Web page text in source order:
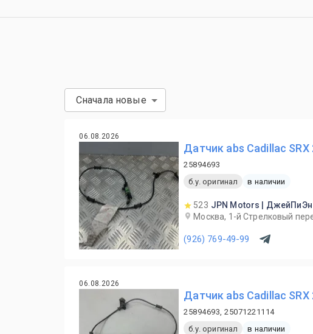
Сначала новые
06.08.2026
Датчик abs Cadillac SRX
25894693
б.у. оригинал
в наличии
523 JPN Motors |
Москва, 1-й Cтрелковый
(926) 769-49-99
06.08.2026
Датчик abs Cadillac SRX
25894693, 25071221114
б.у. оригинал
в наличии